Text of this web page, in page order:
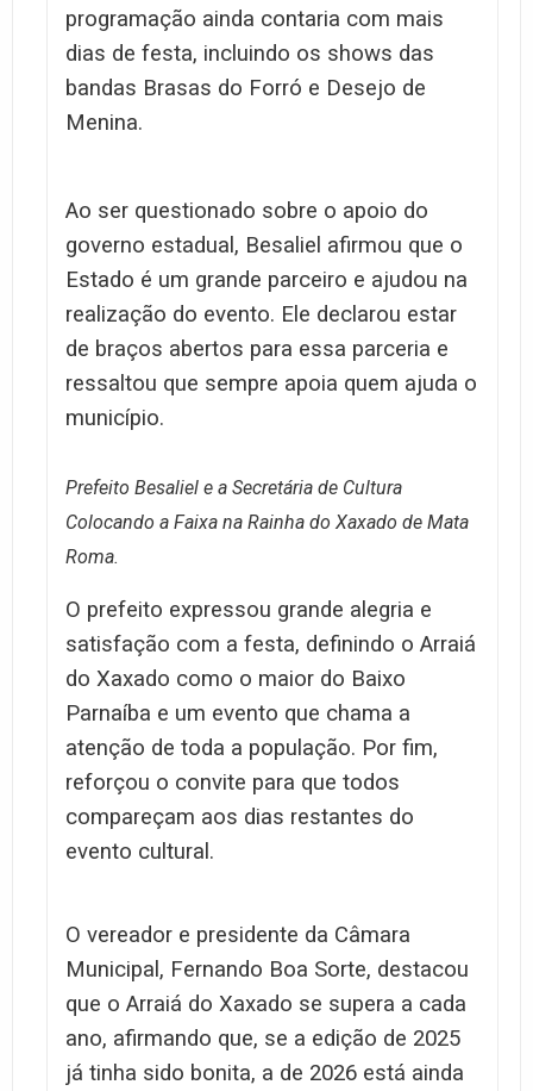
programação ainda contaria com mais
dias de festa, incluindo os shows das
bandas Brasas do Forró e Desejo de
Menina.
Ao ser questionado sobre o apoio do
governo estadual, Besaliel afirmou que o
Estado é um grande parceiro e ajudou na
realização do evento. Ele declarou estar
de braços abertos para essa parceria e
ressaltou que sempre apoia quem ajuda o
município.
Prefeito Besaliel e a Secretária de Cultura
Colocando a Faixa na Rainha do Xaxado de Mata
Roma.
O prefeito expressou grande alegria e
satisfação com a festa, definindo o Arraiá
do Xaxado como o maior do Baixo
Parnaíba e um evento que chama a
atenção de toda a população. Por fim,
reforçou o convite para que todos
compareçam aos dias restantes do
evento cultural.
O vereador e presidente da Câmara
Municipal, Fernando Boa Sorte, destacou
que o Arraiá do Xaxado se supera a cada
ano, afirmando que, se a edição de 2025
já tinha sido bonita, a de 2026 está ainda